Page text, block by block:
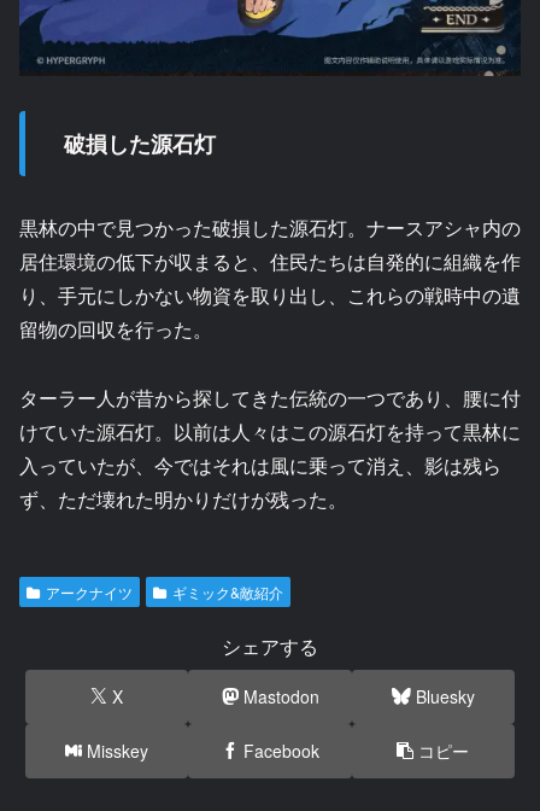
破損した源石灯
黒林の中で見つかった破損した源石灯。ナースアシャ内の
居住環境の低下が収まると、住民たちは自発的に組織を作
り、手元にしかない物資を取り出し、これらの戦時中の遺
留物の回収を行った。
ターラー人が昔から探してきた伝統の一つであり、腰に付
けていた源石灯。以前は人々はこの源石灯を持って黒林に
入っていたが、今ではそれは風に乗って消え、影は残ら
ず、ただ壊れた明かりだけが残った。
アークナイツ ギミック&敵紹介
シェアする
X Mastodon Bluesky
Misskey Facebook コピー